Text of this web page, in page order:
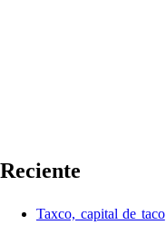
Reciente
Taxco, capital de taco